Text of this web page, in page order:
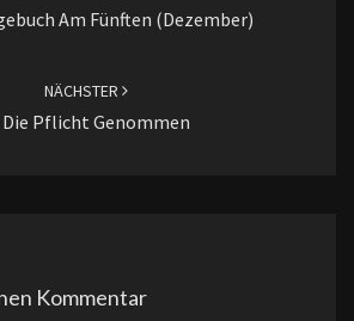
Am Fünften (Dezember)
NÄCHSTER
Pflicht Genommen
Kommentar